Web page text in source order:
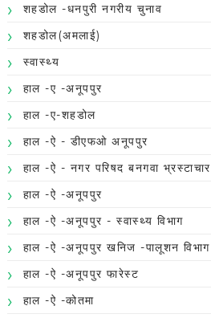
शहडोल -धनपुरी नगरीय चुनाव
शहडोल(अमलाई)
स्वास्थ्य
हाल -ए -अनूपपुर
हाल -ए-शहडोल
हाल -ऐ - डीएफओ अनूपपुर
हाल -ऐ - नगर परिषद बनगवा भ्रस्टाचार
हाल -ऐ -अनूपपुर
हाल -ऐ -अनूपपुर - स्वास्थ्य विभाग
हाल -ऐ -अनूपपुर खनिज -पालूशन विभाग
हाल -ऐ -अनूपपुर फारेस्ट
हाल -ऐ -कोतमा